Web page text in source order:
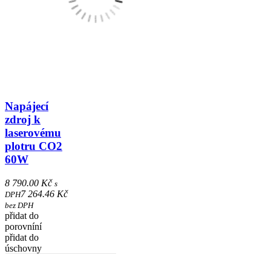
Napájecí
zdroj k
laserovému
plotru CO2
60W
8 790.00 Kč s
DPH7 264.46 Kč
bez DPH
přidat do
porovníní
přidat do
úschovny